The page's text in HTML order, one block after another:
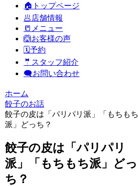
🏠トップページ
🥟店舗情報
📒メニュー
🙆お客様の声
🗓️予約
🤵スタッフ紹介
🗨️お問い合わせ
ホーム
餃子のお話
餃子の皮は「パリパリ派」「もちもち
派」どっち？
餃子の皮は「パリパリ
派」「もちもち派」どっ
ち？